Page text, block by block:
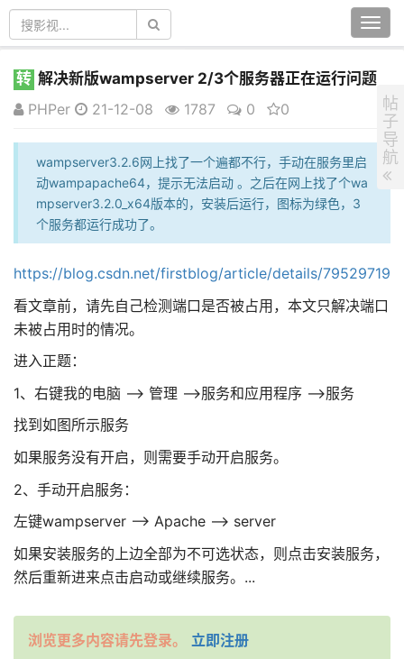
转 解决新版wampserver 2/3个服务器正在运行问题
PHPer
21-12-08 1787 0 0
wampserver3.2.6网上找了一个遍都不行，手动在服务里启
动wampapache64，提示无法启动 。之后在网上找了个wa
mpserver3.2.0_x64版本的，安装后运行，图标为绿色，3
个服务都运行成功了。
https://blog.csdn.net/firstblog/article/details/79529719
看文章前，请先自己检测端口是否被占用，本文只解决端口
未被占用时的情况。
进入正题：
1、右键我的电脑 --> 管理 -->服务和应用程序 -->服务
找到如图所示服务
如果服务没有开启，则需要手动开启服务。
2、手动开启服务：
左键wampserver --> Apache --> server
如果安装服务的上边全部为不可选状态，则点击安装服务，
然后重新进来点击启动或继续服务。...
浏览更多内容请先登录。 立即注册
帖
子
导
航